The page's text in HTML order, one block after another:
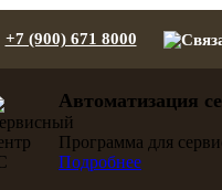
+7 (900) 671 8000
Автоматизация
Программа для
Подробнее